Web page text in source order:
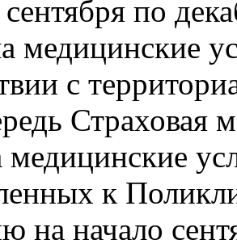
по
медицинские
с
Страховая
медицинские
к
на начало